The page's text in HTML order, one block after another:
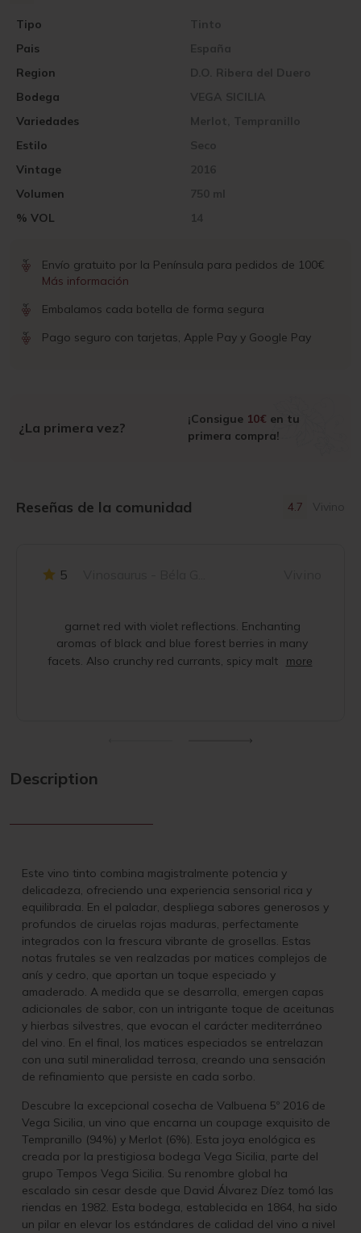
Pais España
Vintage 2016
Region D.O. Ribera del Duero
Volumen 750 ml
Bodega VEGA SICILIA
% VOL 14
Variedades Merlot, Tempranillo
Tipo Tinto
Estilo Seco
Envío gratuito por la Península para pedidos de 100€
Más información
Embalamos cada botella de forma segura
Pago seguro con tarjetas, Apple Pay y Google Pay
¿La primera vez?
¡Consigue 10€ en tu
primera compra!
Reseñas de la comunidad 4.7 Vivino
5
garnet red with violet reflections. Enchanting
aromas of black and blue forest berries in many
facets. Also crunchy red currants, spicy malt
more
Description
Este vino tinto combina magistralmente potencia y
delicadeza, ofreciendo una experiencia sensorial rica y
equilibrada. En el paladar, despliega sabores generosos y
profundos de ciruelas rojas maduras, perfectamente
integrados con la frescura vibrante de grosellas. Estas
notas frutales se ven realzadas por matices complejos de
anís y cedro, que aportan un toque especiado y
amaderado. A medida que se desarrolla, emergen capas
adicionales de sabor, con un intrigante toque de aceitunas
y hierbas silvestres, que evocan el carácter mediterráneo
del vino. En el final, los matices especiados se entrelazan
con una sutil mineralidad terrosa, creando una sensación
de refinamiento que persiste en cada sorbo.
Descubre la excepcional cosecha de Valbuena 5º 2016 de
Vega Sicilia, un vino que encarna un coupage exquisito de
Tempranillo (94%) y Merlot (6%). Esta joya enológica es
creada por la prestigiosa bodega Vega Sicilia, parte del
grupo Tempos Vega Sicilia. Su renombre global ha
escalado sin cesar desde que David Álvarez Díez tomó las
riendas en 1982. Esta bodega, establecida en 1864, ha sido
un pilar en elevar los estándares de calidad del vino a nivel